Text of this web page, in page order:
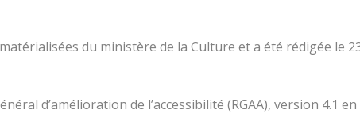
du ministère de la Culture et a été rédigée le
d’amélioration de l’accessibilité (RGAA), version 4.1